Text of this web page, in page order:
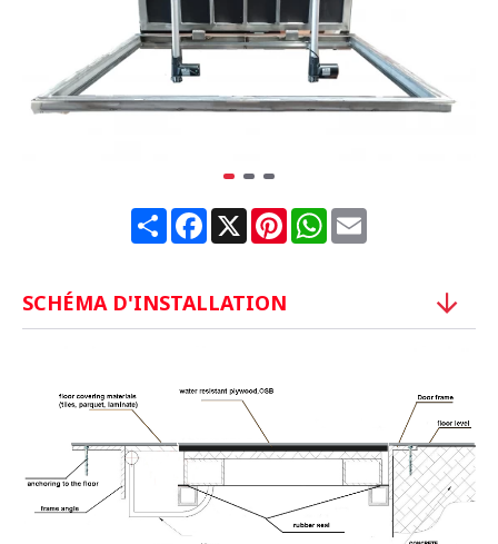
ShareFacebook
X PinterestWhatsApp
Email
SCHÉMA D'INSTALLATION